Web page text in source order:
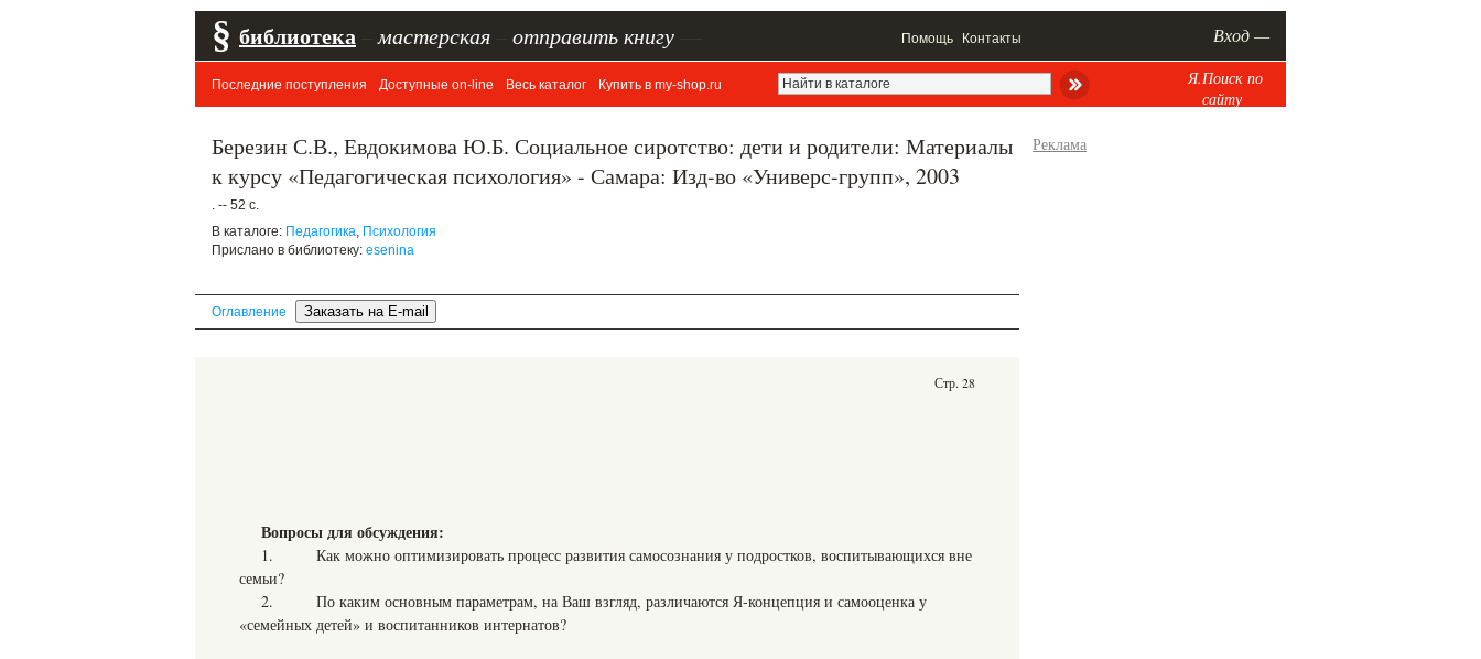
§ библиотека мастерская отправить книгу Помощь Контакты Вход —
Последние поступления Доступные on-line Весь каталог Купить в my-shop.ru
Я.Поиск по
сайту
Березин С.В., Евдокимова Ю.Б. Социальное сиротство: дети и родители: Материалы
к курсу «Педагогическая психология» - Самара: Изд-во «Универс-групп», 2003
. -- 52 с.
В каталоге: Педагогика, Психология
Прислано в библиотеку: esenina
Оглавление
Стр. 28
Вопросы для обсуждения:
1. Как можно оптимизировать процесс развития самосознания у подростков, воспитывающихся вне
семьи?
2. По каким основным параметрам, на Ваш взгляд, различаются Я-концепция и самооценка у
«семейных детей» и воспитанников интернатов?
Реклама